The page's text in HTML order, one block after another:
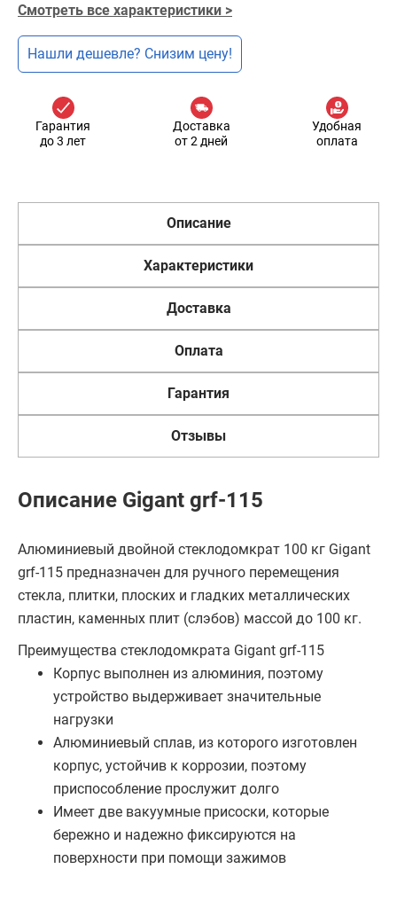
Смотреть все характеристики >
Нашли дешевле? Снизим цену!
Гарантия
до 3 лет
Доставка
от 2 дней
Удобная
оплата
Описание
Характеристики
Доставка
Оплата
Гарантия
Отзывы
Описание Gigant grf-115
Алюминиевый двойной стеклодомкрат 100 кг Gigant
grf-115 предназначен для ручного перемещения
cтекла, плитки, плоских и гладких металлических
пластин, каменных плит (слэбов) массой до 100 кг.
Преимущества стеклодомкрата Gigant grf-115
Корпус выполнен из алюминия, поэтому
устройство выдерживает значительные
нагрузки
Алюминиевый сплав, из которого изготовлен
корпус, устойчив к коррозии, поэтому
приспособление прослужит долго
Имеет две вакуумные присоски, которые
бережно и надежно фиксируются на
поверхности при помощи зажимов